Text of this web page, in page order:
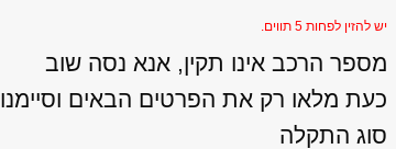
יש להזין לפחות 5 תווים.
מספר הרכב אינו תקין, אנא נסה שוב
כעת מלאו רק את הפרטים הבאים וסיימנו
סוג התקלה